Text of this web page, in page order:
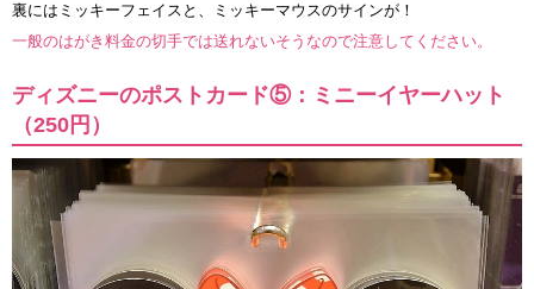
裏にはミッキーフェイスと、ミッキーマウスのサインが！
一般のはがき料金の切手では送れないそうなので注意してください。
ディズニーのポストカード⑤：ミニーイヤーハット
（250円）